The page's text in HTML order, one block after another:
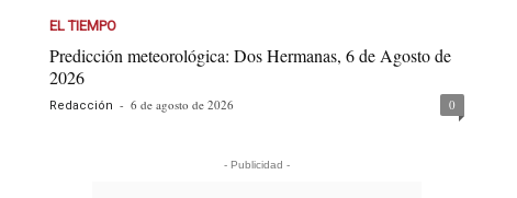
EL TIEMPO
Predicción meteorológica: Dos Hermanas, 6 de Agosto de
2026
Redacción - 6 de agosto de 2026 0
- Publicidad -